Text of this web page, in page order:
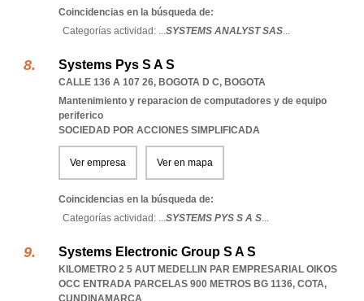
Coincidencias en la búsqueda de:
Categorías actividad: ...SYSTEMS ANALYST SAS...
Systems Pys S A S
CALLE 136 A 107 26, BOGOTA D C, BOGOTA
Mantenimiento y reparacion de computadores y de equipo
periferico
SOCIEDAD POR ACCIONES SIMPLIFICADA
Ver empresa Ver en mapa
Coincidencias en la búsqueda de:
Categorías actividad: ...SYSTEMS PYS S A S...
Systems Electronic Group S A S
KILOMETRO 2 5 AUT MEDELLIN PAR EMPRESARIAL OIKOS
OCC ENTRADA PARCELAS 900 METROS BG 1136, COTA,
CUNDINAMARCA